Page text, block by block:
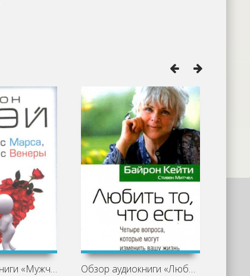
Обзор аудиокниги «Мужчины с Марса, Обзор аудиокниги «Любить то, что есть»